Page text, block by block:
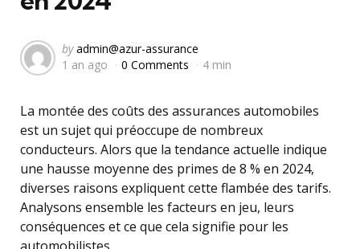
Posted
by
by admin@azur-assurance
1 an ago
0 Comments 4 min
La montée des coûts des assurances automobiles
est un sujet qui préoccupe de nombreux
conducteurs. Alors que la tendance actuelle indique
une hausse moyenne des primes de 8 % en 2024,
diverses raisons expliquent cette flambée des tarifs.
Analysons ensemble les facteurs en jeu, leurs
conséquences et ce que cela signifie pour les